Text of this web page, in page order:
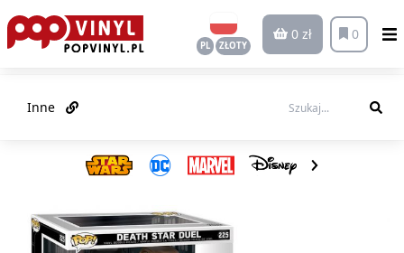
PL ZŁOTY
0 zł 0
Inne